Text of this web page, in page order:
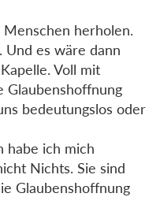
herholen.
Und es wäre dann
Voll mit
Glaubenshoffnung
bedeutungslos oder
habe ich mich
Nichts. Sie sind
Glaubenshoffnung